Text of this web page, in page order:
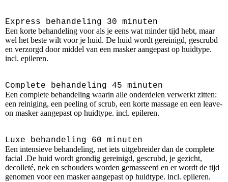
Express behandeling 30 minuten
Een korte behandeling voor als je eens wat minder tijd hebt, maar
wel het beste wilt voor je huid. De huid wordt gereinigd, gescrubd
en verzorgd door middel van een masker aangepast op huidtype.
incl. epileren.
Complete behandeling 45 minuten
Een complete behandeling waarin alle onderdelen verwerkt zitten:
een reiniging, een peeling of scrub, een korte massage en een leave-
on masker aangepast op huidtype. incl. epileren.
Luxe behandeling 60 minuten
Een intensieve behandeling, net iets uitgebreider dan de complete
facial .De huid wordt grondig gereinigd, gescrubd, je gezicht,
decolleté, nek en schouders worden gemasseerd en er wordt de tijd
genomen voor een masker aangepast op huidtype. incl. epileren.